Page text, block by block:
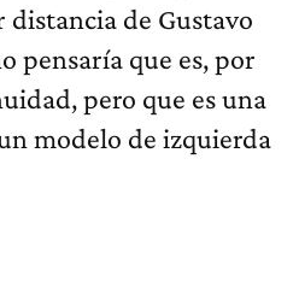
de Gustavo
pensaría que es, por
pero que es una
modelo de izquierda